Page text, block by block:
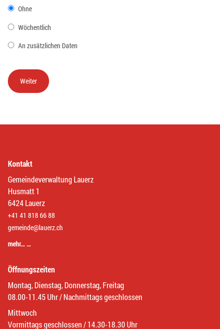
Ohne
Wöchentlich
An zusätzlichen Daten
Kontakt
Gemeindeverwaltung Lauerz
Husmatt 1
6424 Lauerz
+41 41 818 66 88
gemeinde@lauerz.ch
mehr… …
Öffnungszeiten
Montag, Dienstag, Donnerstag, Freitag
08.00-11.45 Uhr / Nachmittags geschlossen
Mittwoch
Vormittags geschlossen / 14.30-18.30 Uhr